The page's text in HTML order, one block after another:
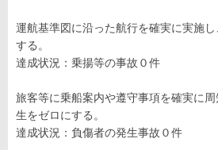
運航基準図に沿った航行を確実に実施
する。
達成状況：乗揚等の事故０件
旅客等に乗船案内や遵守事項を確実に
生をゼロにする。
達成状況：負傷者の発生事故０件